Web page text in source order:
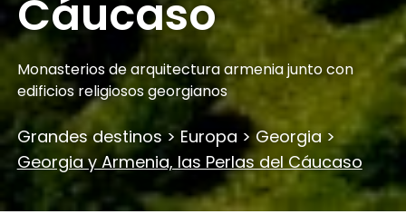
Cáucaso
Monasterios de arquitectura armenia junto con
edificios religiosos georgianos
Grandes destinos > Europa > Georgia >
Georgia y Armenia, las Perlas del Cáucaso